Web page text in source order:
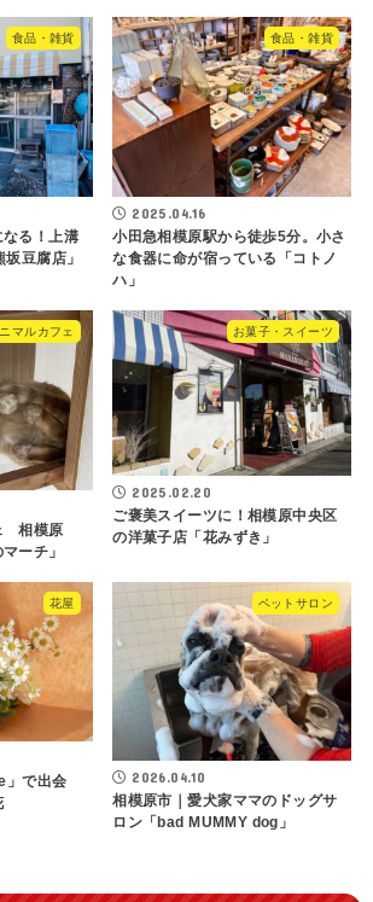
食品・雑貨
る！上溝
豆腐店」
食品・雑貨
2025.04.16
小田急相模原駅から徒歩5分。小さ
な食器に命が宿っている「コトノ
ハ」
マルカフェ
相模原
ーチ」
お菓子・スイーツ
2025.02.20
ご褒美スイーツに！相模原中央区
の洋菓子店「花みずき」
花屋
」で出会
ペットサロン
2026.04.10
相模原市｜愛犬家ママのドッグサ
ロン「bad MUMMY dog」